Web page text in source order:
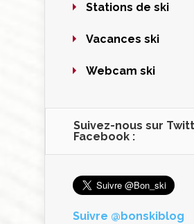
Stations de ski
Vacances ski
Webcam ski
Suivez-nous sur
Facebook :
Suivre @bonskiblog